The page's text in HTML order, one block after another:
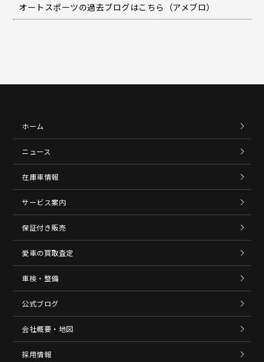
オートスポーツの過去ブログはこちら（アメブロ）
ホーム
ニュース
在庫車情報
サービス案内
保証付き販売
愛車の買取査定
車検・整備
公式ブログ
会社概要・地図
採用情報